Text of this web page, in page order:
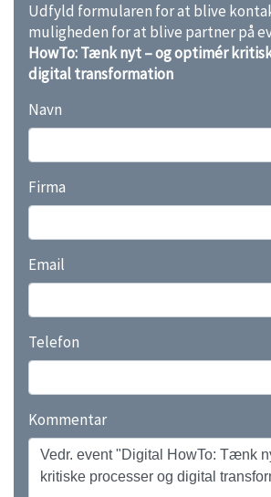
Udfyld formularen for at blive
muligheden for at blive partner på
HowTo: Tænk nyt – og optimér
digital transformation
Navn
Firma
Email
Telefon
Kommentar